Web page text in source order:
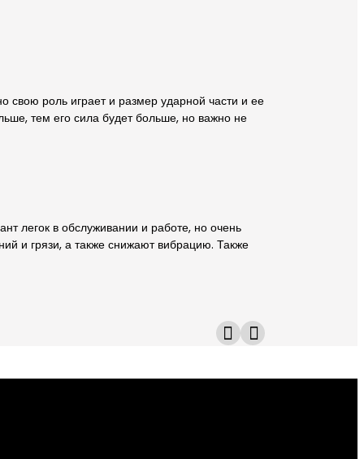
свою роль играет и размер ударной части и ее
тем его сила будет больше, но важно не
легок в обслуживании и работе, но очень
и грязи, а также снижают вибрацию. Также